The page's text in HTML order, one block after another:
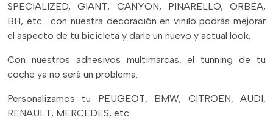
SPECIALIZED, GIANT, CANYON, PINARELLO, ORBEA,
BH, etc... con nuestra decoración en vinilo podrás mejorar
el aspecto de tu bicicleta y darle un nuevo y actual look.
Con nuestros adhesivos multimarcas, el tunning de tu
coche ya no será un problema.
Personalizamos tu PEUGEOT, BMW, CITROEN, AUDI,
RENAULT, MERCEDES, etc..